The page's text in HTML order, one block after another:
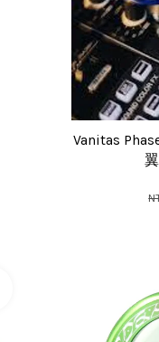
Vanitas